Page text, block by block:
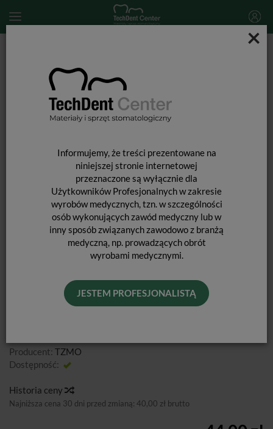
×
Informujemy, że treści prezentowane na
niniejszej stronie internetowej
przeznaczone są wyłącznie dla
Użytkowników Profesjonalnych w zakresie
wyrobów medycznych, tzn. w szczególności
osób wykonujących zawód medyczny lub w
inny sposób związanych zawodowo z branżą
medyczną, np. prowadzących obrót
wyrobami medycznymi.
JESTEM PROFESJONALISTĄ
TUPFER D 18CM X 18CM / 200 SZT.
Producent: TZMO
Dostępność:
Historia ceny
Najniższa cena 30 dni przed zmianą: 40,00 zł brutto